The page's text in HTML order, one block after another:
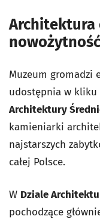
Architektura
nowożytność
Muzeum gromadzi
udostępnia w kliku
Architektury
kamieniarki
najstarszych
całej Polsce.
W Dziale
pochodzące